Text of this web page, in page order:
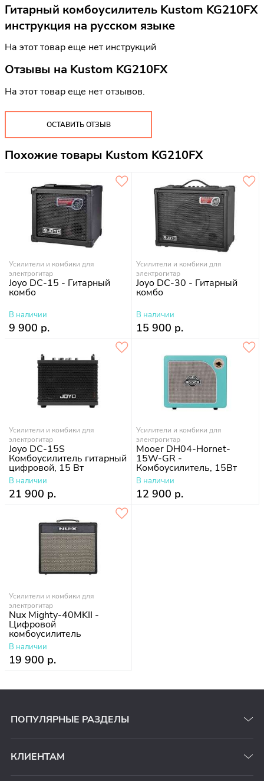
Гитарный комбоусилитель Kustom KG210FX
инструкция на русском языке
На этот товар еще нет инструкций
Отзывы на Kustom KG210FX
На этот товар еще нет отзывов.
ОСТАВИТЬ ОТЗЫВ
Похожие товары Kustom KG210FX
Усилители и комбики для
электрогитар
Joyo DC-15 - Гитарный
комбо
В наличии
9 900 р.
Усилители и комбики для
электрогитар
Joyo DC-30 - Гитарный
комбо
В наличии
15 900 р.
Усилители и комбики для
электрогитар
Joyo DC-15S
Комбоусилитель гитарный
цифровой, 15 Вт
В наличии
21 900 р.
Усилители и комбики для
электрогитар
Mooer DH04-Hornet-
15W-GR -
Комбоусилитель, 15Вт
В наличии
12 900 р.
Усилители и комбики для
электрогитар
Nux Mighty-40MKII -
Цифровой
комбоусилитель
В наличии
19 900 р.
ПОПУЛЯРНЫЕ РАЗДЕЛЫ
КЛИЕНТАМ